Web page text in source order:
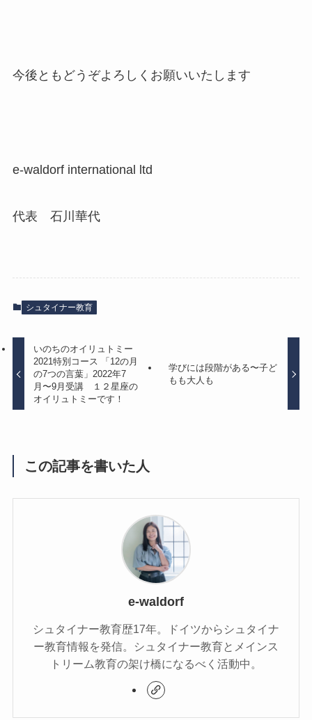
今後ともどうぞよろしくお願いいたします
e-waldorf international ltd
代表 石川華代
シュタイナー教育
いのちのオイリュトミー
2021特別コース 「12の月
の7つの言葉」2022年7
月〜9月受講 １２星座の
オイリュトミーです！
学びには段階がある〜子ど
もも大人も
この記事を書いた人
e-waldorf
シュタイナー教育歴17年。ドイツからシュタイナ
ー教育情報を発信。シュタイナー教育とメインス
トリーム教育の架け橋になるべく活動中。